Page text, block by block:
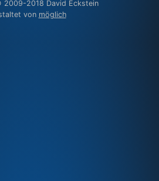
2018 David Eckstein
von möglich